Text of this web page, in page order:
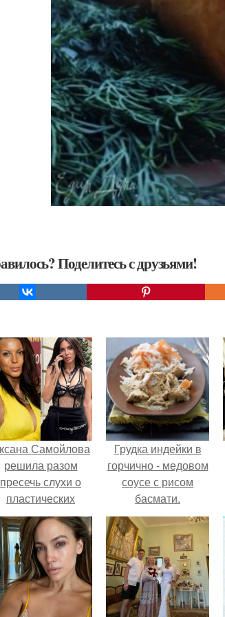
Поделитесь с друзьями!
Самойлова
решила разом
пресечь слухи о
пластических
операциях и
публично
прояснила
ситуацию.
Грудка индейки в
горчично - медовом
соусе с рисом
басмати.